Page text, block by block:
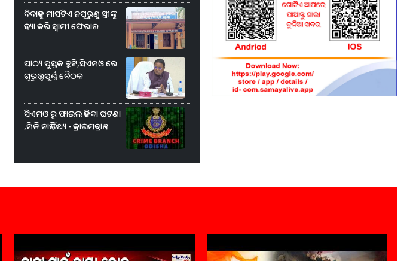
ବିବାହକୁ ମାସଟିଏ ନପୂରୁଣୁ ସ୍ତ୍ରୀଙ୍କୁ
ହତ୍ୟା କରି ସ୍ୱାମୀ ଫେରାର
ପାଠ୍ୟ ପୁସ୍ତକ ତ୍ରୁଟି,ସିଏମଓ ରେ
ଗୁରୁତ୍ତ୍ୱପୂର୍ଣ୍ଣ ବୈଠକ
ସିଏମଓ ରୁ ଫାଇଲ ହଜିବା ଘଟଣା
,ମିଳି ନାହିଁ ତଥ୍ୟ - କ୍ରାଇମବ୍ରାଞ୍ଚ